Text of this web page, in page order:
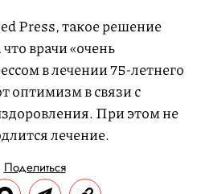
Press, такое решение
врачи «очень
в лечении 75-летнего
оптимизм в связи с
При этом не
лечение.
Поделиться